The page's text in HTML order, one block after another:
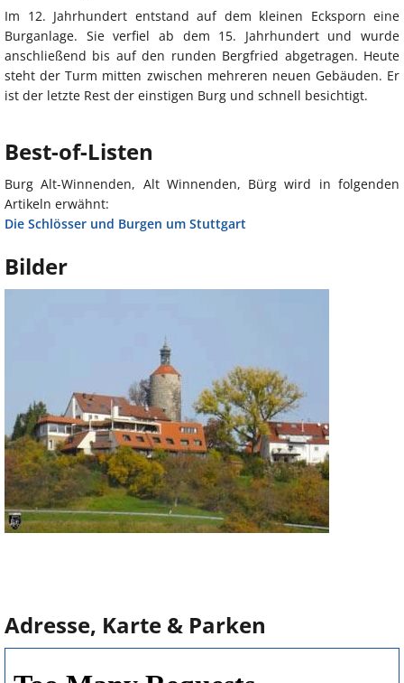
Im 12. Jahrhundert entstand auf dem kleinen Ecksporn eine
Burganlage. Sie verfiel ab dem 15. Jahrhundert und wurde
anschließend bis auf den runden Bergfried abgetragen. Heute
steht der Turm mitten zwischen mehreren neuen Gebäuden. Er
ist der letzte Rest der einstigen Burg und schnell besichtigt.
Best-of-Listen
Burg Alt-Winnenden, Alt Winnenden, Bürg wird in folgenden
Artikeln erwähnt:
Die Schlösser und Burgen um Stuttgart
Bilder
Adresse, Karte & Parken